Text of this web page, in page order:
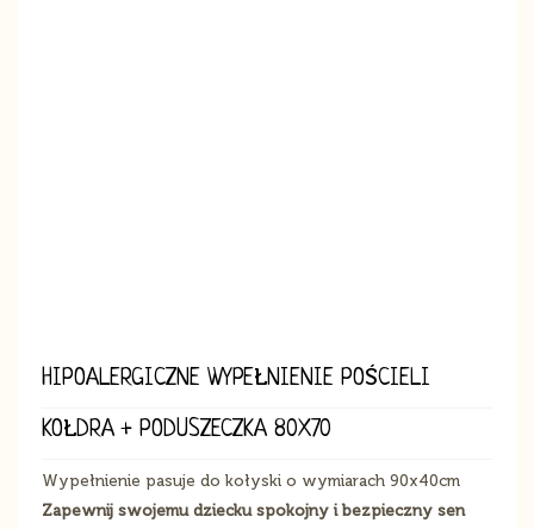
HIPOALERGICZNE WYPEŁNIENIE POŚCIELI
KOŁDRA + PODUSZECZKA 80X70
Wypełnienie pasuje do kołyski o wymiarach 90x40cm
Zapewnij swojemu dziecku spokojny i bezpieczny sen